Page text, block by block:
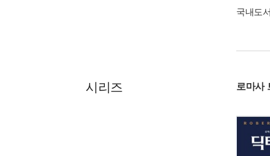
국내도
시리즈 로마사